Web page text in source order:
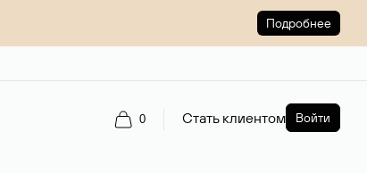
Подробнее
0 Стать клиентом Войти